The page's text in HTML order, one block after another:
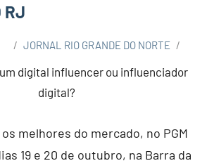
RJ
JORNAL RIO GRANDE DO NORTE
digital influencer ou influenciador
digital?
melhores do mercado, no PGM
19 e 20 de outubro, na Barra da